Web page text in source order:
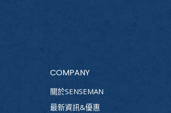
COMPANY
關於SENSEMAN
最新資訊&優惠